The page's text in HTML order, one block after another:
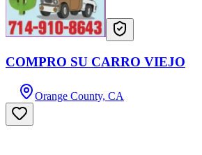
COMPRO SU CARRO VIEJO
Orange County, CA